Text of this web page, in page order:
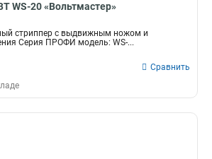
WS-20 «Вольтмастер»
стриппер с выдвижным ножом и
Серия ПРОФИ модель: WS-...
Сравнить